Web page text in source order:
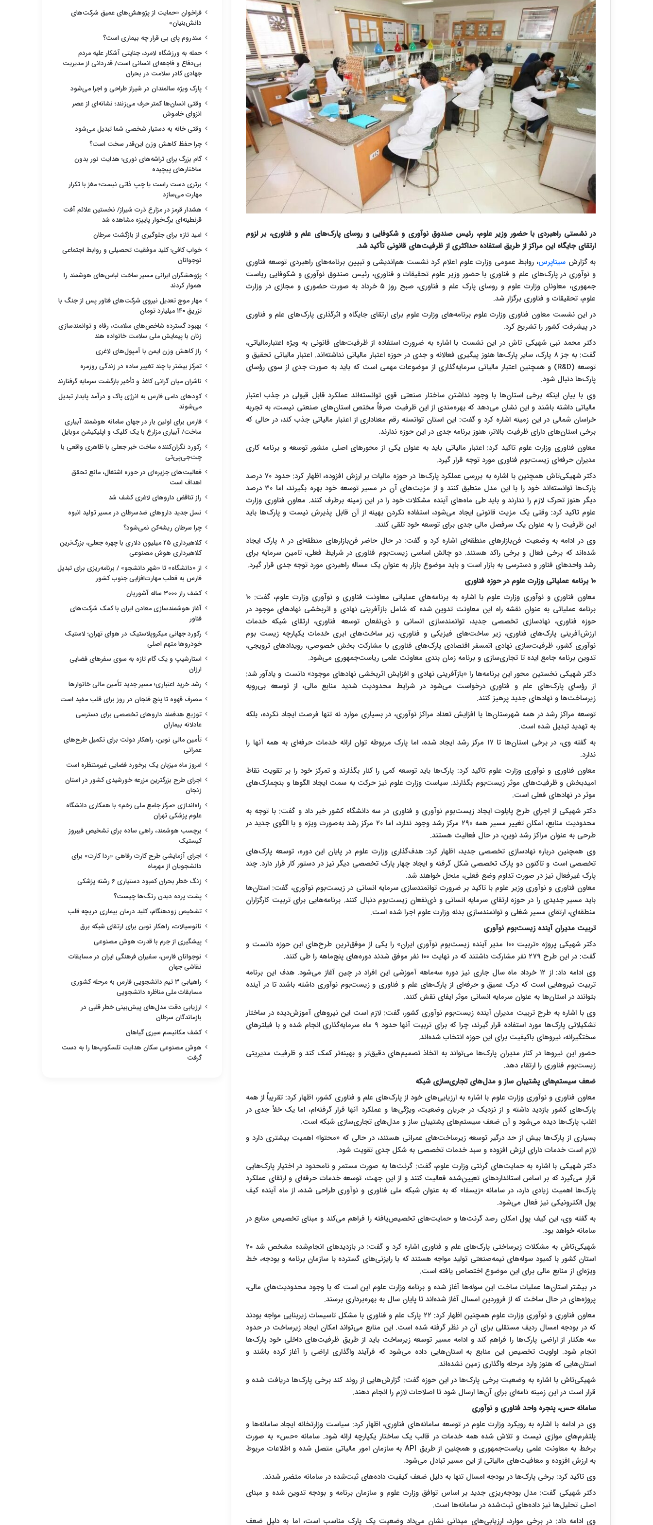
در نشستی راهبردی با حضور وزیر علوم، رئیس صندوق نوآوری و شکوفایی و روسای پارک‌های علم و فناوری، بر لزوم
ارتقای جایگاه این مراکز از طریق استفاده حداکثری از ظرفیت‌های قانونی تأکید شد.
به گزارش سیناپرس، روابط عمومی وزارت علوم اعلام کرد نشست هم‌اندیشی و تبیین برنامه‌های راهبردی توسعه فناوری
و نوآوری در پارک‌های علم و فناوری با حضور وزیر علوم تحقیقات و فناوری، رئیس صندوق نوآوری و شکوفایی ریاست
جمهوری، معاونان وزارت علوم و روسای پارک علم و فناوری، صبح روز ۵ خرداد به صورت حضوری و مجازی در وزارت
علوم، تحقیقات و فناوری برگزار شد.
در این نشست معاون فناوری وزارت علوم برنامه‌های وزارت علوم برای ارتقای جایگاه و اثرگذاری پارک‌های علم و فناوری
در پیشرفت کشور را تشریح کرد.
دکتر محمد نبی شهیکی تاش در این نشست با اشاره به ضرورت استفاده از ظرفیت‌های قانونی به ویژه اعتبارمالیاتی،
گفت: به جز ۸ پارک، سایر پارک‌ها هنوز پیگیری فعالانه و جدی در حوزه اعتبار مالیاتی نداشته‌اند. اعتبار مالیاتی تحقیق و
توسعه (R&D) و همچنین اعتبار مالیاتی سرمایه‌گذاری از موضوعات مهمی است که باید به صورت جدی از سوی رؤسای
پارک‌ها دنبال شود.
وی با بیان اینکه برخی استان‌ها با وجود نداشتن ساختار صنعتی قوی توانسته‌اند عملکرد قابل قبولی در جذب اعتبار
مالیاتی داشته باشند و این نشان می‌دهد که بهره‌مندی از این ظرفیت صرفاً مختص استان‌های صنعتی نیست، به تجربه
خراسان شمالی در این زمینه اشاره کرد و گفت: این استان توانسته رقم معناداری از اعتبار مالیاتی جذب کند، در حالی که
برخی استان‌های دارای ظرفیت بالاتر، هنوز برنامه جدی در این حوزه ندارند.
معاون فناوری وزارت علوم تاکید کرد: اعتبار مالیاتی باید به عنوان یکی از محورهای اصلی منشور توسعه و برنامه کاری
مدیران حرفه‌ای زیست‌بوم فناوری مورد توجه قرار گیرد.
دکتر شهیکی‌تاش همچنین با اشاره به بررسی عملکرد پارک‌ها در حوزه مالیات بر ارزش افزوده، اظهار کرد: حدود ۷۰ درصد
پارک‌ها توانسته‌اند خود را با این مدل منطبق کنند و از مزیت‌های آن در مسیر توسعه خود بهره بگیرند، اما ۳۰ درصد
دیگر هنوز تحرک لازم را ندارند و باید طی ماه‌های آینده مشکلات خود را در این زمینه برطرف کنند. معاون فناوری وزارت
علوم تاکید کرد: وقتی یک مزیت قانونی ایجاد می‌شود، استفاده نکردن بهینه از آن قابل پذیرش نیست و پارک‌ها باید
این ظرفیت را به عنوان یک سرفصل مالی جدی برای توسعه خود تلقی کنند.
وی در ادامه به وضعیت فن‌بازارهای منطقه‌ای اشاره کرد و گفت: در حال حاضر فن‌بازارهای منطقه‌ای در ۸ پارک ایجاد
شده‌اند که برخی فعال و برخی راکد هستند. دو چالش اساسی زیست‌بوم فناوری در شرایط فعلی، تامین سرمایه برای
رشد واحدهای فناور و دسترسی به بازار است و باید موضوع بازار به عنوان یک مساله راهبردی مورد توجه جدی قرار گیرد.
۱۰ برنامه عملیاتی وزارت علوم در حوزه فناوری
معاون فناوری و نوآوری وزارت علوم با اشاره به برنامه‌های عملیاتی معاونت فناوری و نوآوری وزارت علوم، گفت: ۱۰
برنامه عملیاتی به عنوان نقشه راه این معاونت تدوین شده که شامل بازآفرینی نهادی و اثربخشی نهادهای موجود در
حوزه فناوری، نهادسازی تخصصی جدید، توانمندسازی انسانی و ذی‌نفعان توسعه فناوری، ارتقای شبکه خدمات
ارزش‌آفرینی پارک‌های فناوری، زیر ساخت‌های فیزیکی و فناوری، زیر ساخت‌های ابری خدمات یکپارچه زیست بوم
نوآوری کشور، ظرفیت‌سازی نهادی اتمسفر اقتصادی پارک‌های فناوری با مشارکت بخش خصوصی، رویدادهای ترویجی،
تدوین برنامه جامع ایده تا تجاری‌سازی و برنامه زمان‌ بندی معاونت علمی ریاست‌جمهوری می‌شود.
دکتر شهیکی نخستین محور این برنامه‌ها را «بازآفرینی نهادی و افزایش اثربخشی نهادهای موجود» دانست و یادآور شد:
از رؤسای پارک‌های علم و فناوری درخواست می‌شود در شرایط محدودیت شدید منابع مالی، از توسعه بی‌رویه
زیرساخت‌ها و نهادهای جدید پرهیز کنند.
توسعه مراکز رشد در همه شهرستان‌ها یا افزایش تعداد مراکز نوآوری، در بسیاری موارد نه تنها فرصت ایجاد نکرده، بلکه
به تهدید تبدیل شده است.
به گفته وی، در برخی استان‌ها تا ۱۷ مرکز رشد ایجاد شده، اما پارک مربوطه توان ارائه خدمات حرفه‌ای به همه آنها را
ندارد.
معاون فناوری و نوآوری وزارت علوم تاکید کرد: پارک‌ها باید توسعه کمی را کنار بگذارند و تمرکز خود را بر تقویت نقاط
امیدبخش و ظرفیت‌های موثر زیست‌بوم بگذارند. سیاست وزارت علوم نیز حرکت به سمت ایجاد الگوها و بنچمارک‌های
موثر در نهادهای فعلی است.
دکتر شهیکی‌ از اجرای طرح پایلوت ایجاد زیست‌بوم نوآوری و فناوری در سه دانشگاه کشور خبر داد و گفت: با توجه به
محدودیت منابع، امکان تغییر مسیر همه ۲۹۰ مرکز رشد وجود ندارد، اما ۲۰ مرکز رشد به‌صورت ویژه و با الگوی جدید در
طرحی به عنوان مراکز رشد نوین، در حال فعالیت هستند.
وی همچنین درباره نهادسازی تخصصی جدید، اظهار کرد: هدف‌گذاری وزارت علوم در پایان این دوره، توسعه پارک‌های
تخصصی است و تاکنون دو پارک تخصصی شکل گرفته و ایجاد چهار پارک تخصصی دیگر نیز در دستور کار قرار دارد. چند
پارک غیرفعال نیز در صورت تداوم وضع فعلی، منحل خواهند شد.
معاون فناوری و نوآوری وزیر علوم با تاکید بر ضرورت توانمندسازی سرمایه انسانی در زیست‌بوم نوآوری، گفت: استان‌ها
باید مسیر جدیدی را در حوزه ارتقای سرمایه انسانی و ذی‌نفعان زیست‌بوم دنبال کنند. برنامه‌هایی برای تربیت کارگزاران
منطقه‌ای، ارتقای مسیر شغلی و توانمندسازی بدنه وزارت علوم اجرا شده است.
تربیت مدیران آینده زیست‌بوم نوآوری
دکتر شهیکی‌ پروژه «تربیت ۱۰۰ مدیر آینده زیست‌بوم نوآوری ایران» را یکی از موفق‌ترین طرح‌های این حوزه دانست و
گفت: در این طرح ۲۷۹ نفر مشارکت داشتند که در نهایت ۱۰۰ نفر موفق شدند دوره‌های پنج‌ماهه را طی کنند.
وی ادامه داد: از ۱۲ خرداد ماه سال جاری نیز دوره سه‌ماهه آموزشی این افراد در چین آغاز می‌شود. هدف این برنامه
تربیت نیروهایی است که درک عمیق و حرفه‌ای از پارک‌های علم و فناوری و زیست‌بوم نوآوری داشته باشند تا در آینده
بتوانند در استان‌ها به عنوان سرمایه انسانی موثر ایفای نقش کنند.
وی با اشاره به طرح تربیت مدیران آینده زیست‌بوم نوآوری کشور، گفت: لازم است این نیروهای آموزش‌دیده در ساختار
تشکیلاتی پارک‌ها مورد استفاده قرار گیرند، چرا که برای تربیت آنها حدود ۹ ماه سرمایه‌گذاری انجام شده و با فیلترهای
سختگیرانه، نیروهای باکیفیت برای این حوزه انتخاب شده‌اند.
حضور این نیروها در کنار مدیران پارک‌ها می‌تواند به اتخاذ تصمیم‌های دقیق‌تر و بهینه‌تر کمک کند و ظرفیت مدیریتی
زیست‌بوم فناوری را ارتقاء دهد.
ضعف سیستم‌های پشتیبان‌ ساز و مدل‌های تجاری‌سازی شبکه
معاون فناوری و نوآوری وزارت علوم با اشاره به ارزیابی‌های خود از پارک‌های علم و فناوری کشور، اظهار کرد: تقریباً از همه
پارک‌های کشور بازدید داشته و از نزدیک در جریان وضعیت، ویژگی‌ها و عملکرد آنها قرار گرفته‌ام، اما یک خلأ جدی در
اغلب پارک‌ها دیده می‌شود و آن ضعف سیستم‌های پشتیبان‌ ساز و مدل‌های تجاری‌سازی شبکه است.
بسیاری از پارک‌ها بیش از حد درگیر توسعه زیرساخت‌های عمرانی هستند، در حالی که «محتوا» اهمیت بیشتری دارد و
لازم است خدمات دارای ارزش افزوده و سبد خدمات تخصصی به شکل جدی تقویت شود.
دکتر شهیکی‌ با اشاره به حمایت‌های گرنتی وزارت علوم، گفت: گرنت‌ها به صورت مستمر و نامحدود در اختیار پارک‌هایی
قرار می‌گیرد که بر اساس استانداردهای تعیین‌شده فعالیت کنند و از این جهت، توسعه خدمات حرفه‌ای و ارتقای عملکرد
پارک‌ها اهمیت زیادی دارد، در سامانه «زیسفا» که به عنوان شبکه ملی فناوری و نوآوری طراحی شده، از ماه آینده کیف
پول الکترونیکی نیز فعال می‌شود.
به گفته وی، این کیف پول امکان رصد گرنت‌ها و حمایت‌های تخصیص‌یافته را فراهم می‌کند و مبنای تخصیص منابع در
سامانه خواهد بود.
شهیکی‌تاش به مشکلات زیرساختی پارک‌های علم و فناوری اشاره کرد و گفت: در بازدیدهای انجام‌شده مشخص شد ۲۰
استان کشور با کمبود سوله‌های نیمه‌صنعتی تولید مواجه هستند که با رایزنی‌های گسترده با سازمان برنامه و بودجه، خط
ویژه‌ای از منابع مالی برای این موضوع اختصاص یافته است.
در بیشتر استان‌ها عملیات ساخت این سوله‌ها آغاز شده و برنامه وزارت علوم این است که با وجود محدودیت‌های مالی،
پروژه‌های در حال ساخت که از فروردین امسال آغاز شده‌اند تا پایان سال به بهره‌برداری برسند.
معاون فناوری و نوآوری وزارت علوم همچنین اظهار کرد: ۲۲ پارک علم و فناوری با مشکل تاسیسات زیربنایی مواجه بودند
که در بودجه امسال ردیف مستقلی برای آن در نظر گرفته شده است. این منابع می‌تواند امکان ایجاد زیرساخت در حدود
سه هکتار از اراضی پارک‌ها را فراهم کند و ادامه مسیر توسعه زیرساخت باید از طریق ظرفیت‌های داخلی خود پارک‌ها
انجام شود. اولویت تخصیص این منابع به استان‌هایی داده می‌شود که فرآیند واگذاری اراضی را آغاز کرده باشند و
استان‌هایی که هنوز وارد مرحله واگذاری زمین نشده‌اند.
شهیکی‌تاش با اشاره به وضعیت برخی پارک‌ها در این حوزه گفت: گزارش‌هایی از روند کند برخی پارک‌ها دریافت شده و
قرار است در این زمینه نامه‌ای برای آن‌ها ارسال شود تا اصلاحات لازم را انجام دهند.
سامانه حس، پنجره واحد فناوری و نوآوری
وی در ادامه با اشاره به رویکرد وزارت علوم در توسعه سامانه‌های فناوری، اظهار کرد: سیاست وزارتخانه ایجاد سامانه‌ها و
پلتفرم‌های موازی نیست و تلاش شده همه خدمات در قالب یک ساختار یکپارچه ارائه شود. سامانه «حس» به صورت
برخط به معاونت علمی ریاست‌جمهوری و همچنین از طریق API به سازمان امور مالیاتی متصل شده و اطلاعات مربوط
به ارزش افزوده و معافیت‌های مالیاتی از این مسیر تبادل می‌شود.
وی تاکید کرد: برخی پارک‌ها در بودجه امسال تنها به دلیل ضعف کیفیت داده‌های ثبت‌شده در سامانه متضرر شدند.
دکتر شهیکی‌ گفت: مدل بودجه‌ریزی جدید بر اساس توافق وزارت علوم و سازمان برنامه و بودجه تدوین شده و مبنای
اصلی تحلیل‌ها نیز داده‌های ثبت‌شده در سامانه‌ها است.
وی ادامه داد: در برخی موارد، ارزیابی‌های میدانی نشان می‌داد وضعیت یک پارک مناسب است، اما به دلیل ضعف
فراخوان «حمایت از پژوهش‌های عمیق شرکت‌های
دانش‌بنیان»
سندروم پای بی قرار چه بیماری است؟
حمله به ورزشگاه لامرد، جنایتی آشکار علیه مردم
بی‌دفاع و فاجعه‌ای انسانی است/ قدردانی از مدیریت
جهادی کادر سلامت در بحران
پارک ویژه سالمندان در شیراز طراحی و اجرا می‌شود
وقتی انسان‌ها کمتر حرف می‌زنند؛ نشانه‌ای از عصر
انزوای خاموش
وقتی خانه به دستیار شخصی شما تبدیل می‌شود
چرا حفظ کاهش وزن این‌قدر سخت است؟
گام بزرگ برای تراشه‌های نوری؛ هدایت نور بدون
ساختارهای پیچیده
برتری دست راست یا چپ ذاتی نیست؛ مغز با تکرار
مهارت می‌سازد
هشدار قرمز در مزارع ذرت شیراز/ نخستین علائم آفت
قرنطینه‌ای برگ‌خوار پاییزه مشاهده شد
امید تازه برای جلوگیری از بازگشت سرطان
خواب کافی؛ کلید موفقیت تحصیلی و روابط اجتماعی
نوجوانان
پژوهشگران ایرانی مسیر ساخت لباس‌های هوشمند را
هموار کردند
مهار موج تعدیل نیروی شرکت‌های فناور پس از جنگ با
تزریق ۱۴۰ میلیارد تومان
بهبود گسترده شاخص‌های سلامت، رفاه و توانمندسازی
زنان با پیمایش ملی سلامت خانواده هند
راز کاهش وزن ایمن با آمپول‌های لاغری
تمرکز بیشتر با چند تغییر ساده در زندگی روزمره
ناشران میان گرانی کاغذ و تأخیر بازگشت سرمایه گرفتارند
کودهای دامی فارس به انرژی پاک و درآمد پایدار تبدیل
می‌شوند
فارس برای اولین بار در جهان سامانه هوشمند آبیاری
ساخت/ آبیاری مزارع با یک کلیک و اپلیکیشن موبایل
رکورد نگران‌کننده ساخت خبر جعلی با ظاهری واقعی با
چت‌جی‌پی‌تی
فعالیت‌های جزیره‌ای در حوزه اشتغال، مانع تحقق
اهداف است
راز تناقض داروهای لاغری کشف شد
نسل جدید داروهای ضدسرطان در مسیر تولید انبوه
چرا سرطان ریشه‌کن نمی‌شود؟
کلاهبرداری ۲۵ میلیون دلاری با چهره جعلی، بزرگ‌ترین
کلاهبرداری هوش مصنوعی
از «دانشگاه» تا «شهر دانشجو» / برنامه‌ریزی برای تبدیل
فارس به قطب مهارت‌افزایی جنوب کشور
کشف راز ۳۰۰۰ ساله آشوریان
آغاز هوشمندسازی معادن ایران با کمک شرکت‌های
فناور
رکورد جهانی میکروپلاستیک در هوای تهران؛ لاستیک
خودروها متهم اصلی
استارشیپ و یک گام تازه به سوی سفرهای فضایی
ارزان
رشد خرید اعتباری؛ مسیر جدید تأمین مالی خانوارها
مصرف قهوه تا پنج فنجان در روز برای قلب مفید است
توزیع هدفمند داروهای تخصصی برای دسترسی
عادلانه بیماران
تأمین مالی نوین، راهکار دولت برای تکمیل طرح‌های
عمرانی
امروز ماه میزبان یک برخورد فضایی غیرمنتظره است
اجرای طرح بزرگترین مزرعه خورشیدی کشور در استان
زنجان
راه‌اندازی «مرکز جامع ملی زخم» با همکاری دانشگاه
علوم پزشکی تهران
برچسب هوشمند، راهی ساده برای تشخیص فیبروز
کیستیک
اجرای آزمایشی طرح کارت رفاهی «ردا کارت» برای
دانشجویان از مهرماه
زنگ خطر بحران کمبود دستیاری ۶ رشته پزشکی
پشت پرده دیدن رنگ‌ها چیست؟
تشخیص زودهنگام، کلید درمان بیماری دریچه قلب
نانوسیالات، راهکار نوین برای ارتقای شبکه برق
پیشگیری از جرم با قدرت هوش مصنوعی
نوجوانان فارس، سفیران فرهنگی ایران در مسابقات
نقاشی جهان
راهیابی ۳ تیم دانشجویی فارس به مرحله کشوری
مسابقات ملی مناظره دانشجویی
ارزیابی دقت مدل‌های پیش‌بینی خطر قلبی در
بازماندگان سرطان
کشف مکانیسم سیری گیاهان
هوش مصنوعی سکان هدایت تلسکوپ‌ها را به دست
گرفت